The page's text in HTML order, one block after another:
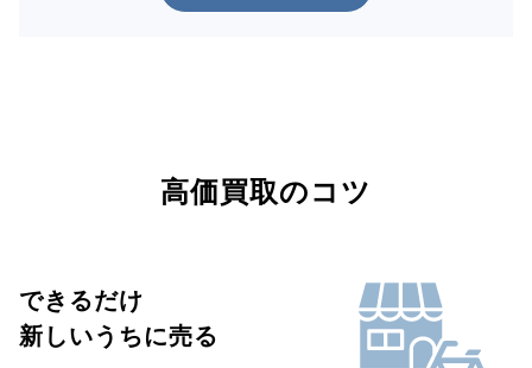
高価買取のコツ
できるだけ
新しいうちに売る